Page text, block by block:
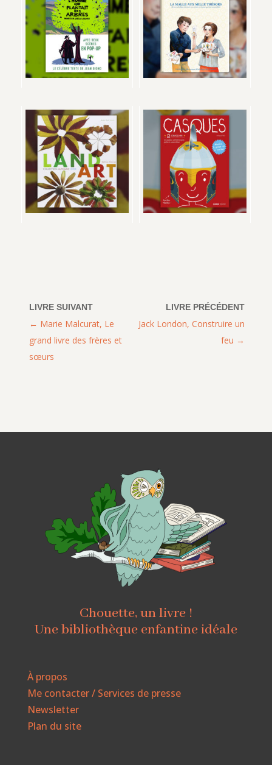
Jack London, Construire un
feu
Marie Malcurat, Le
grand livre des frères et
sœurs
Chouette, un livre !
Une bibliothèque enfantine idéale
À propos
Me contacter / Services de presse
Newsletter
Plan du site